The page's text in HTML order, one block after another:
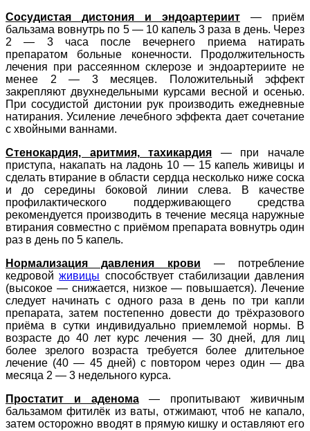
Сосудистая дистония и эндоартериит — приём
бальзама вовнутрь по 5 — 10 капель 3 раза в день. Через
2 — 3 часа после вечернего приема натирать
препаратом больные конечности. Продолжительность
лечения при рассеянном склерозе и эндоартериите не
менее 2 — 3 месяцев. Положительный эффект
закрепляют двухнедельными курсами весной и осенью.
При сосудистой дистонии рук производить ежедневные
натирания. Усиление лечебного эффекта дает сочетание
с хвойными ваннами.
Стенокардия, аритмия, тахикардия
— при начале
приступа, накапать на ладонь 10 — 15 капель живицы и
сделать втирание в области сердца несколько ниже соска
и до середины боковой линии слева. В качестве
профилактического поддерживающего средства
рекомендуется производить в течение месяца наружные
втирания совместно с приёмом препарата вовнутрь один
раз в день по 5 капель.
Нормализация давления крови — потребление
кедровойживицы способствует стабилизации давления
(высокое — снижается, низкое — повышается). Лечение
следует начинать с одного раза в день по три капли
препарата, затем постепенно довести до трёхразового
приёма в сутки индивидуально приемлемой нормы. В
возрасте до 40 лет курс лечения — 30 дней, для лиц
более зрелого возраста требуется более длительное
лечение (40 — 45 дней) с повтором через один — два
месяца 2 — 3 недельного курса.
Простатит и аденома— пропитывают живичным
бальзамом фитилёк из ваты, отжимают, чтоб не капало,
затем осторожно вводят в прямую кишку и оставляют его